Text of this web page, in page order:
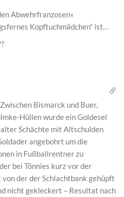
Abwehrfranzosen«
Kopftuchmädchen“ ist…
Bismarck und Buer,
Hüllen wurde ein Goldesel
Schächte mit Altschulden
angebohrt um die
in Fußballrentner zu
bei Tönnies kurz vor der
der der Schlachtbank gehüpft
nicht gekleckert – Resultat nach